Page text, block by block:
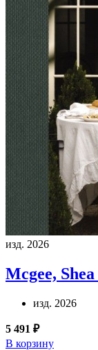
изд. 2026
Mcgee, Shea
изд. 2026
5 491 ₽
В корзину